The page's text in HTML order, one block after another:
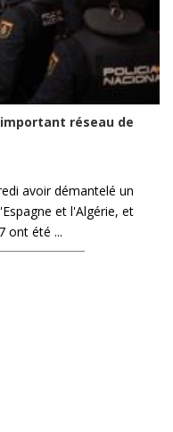
réseau de
avoir démantelé un
et l'Algérie, et
ont été ...